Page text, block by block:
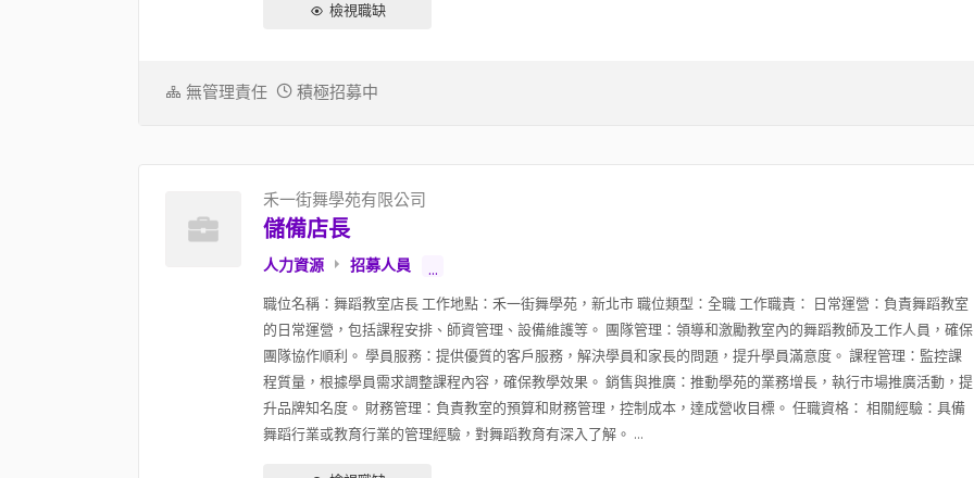
檢視職缺
無管理責任 積極招募中
禾一街舞學苑有限公司
儲備店長
人力資源 招募人員 ...
職位名稱：舞蹈教室店長 工作地點：禾一街舞學苑，新北市 職位類型：全職 工作職責： 日常運營：負責舞蹈教室
的日常運營，包括課程安排、師資管理、設備維護等。 團隊管理：領導和激勵教室內的舞蹈教師及工作人員，確保
團隊協作順利。 學員服務：提供優質的客戶服務，解決學員和家長的問題，提升學員滿意度。 課程管理：監控課
程質量，根據學員需求調整課程內容，確保教學效果。 銷售與推廣：推動學苑的業務增長，執行市場推廣活動，提
升品牌知名度。 財務管理：負責教室的預算和財務管理，控制成本，達成營收目標。 任職資格： 相關經驗：具備
舞蹈行業或教育行業的管理經驗，對舞蹈教育有深入了解。 ...